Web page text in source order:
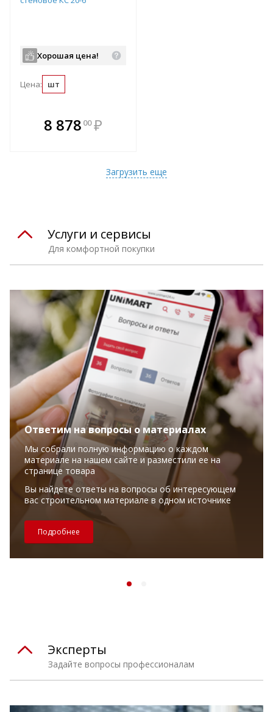
Хорошая цена!
Цена: шт
8 878 00 ₽
Загрузить еще
Для комфортной покупки
Услуги и сервисы
Ответим на вопросы о материалах
Мы собрали полную информацию о каждом
материале на нашем сайте и разместили ее на
странице товара
Вы найдете ответы на вопросы об интересующем
вас строительном материале в одном источнике
Подробнее
Задайте вопросы профессионалам
Эксперты